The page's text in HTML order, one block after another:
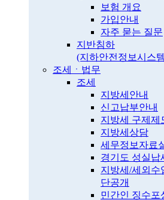
보험 개요
가입안내
자주 묻는 질문
지반침하
(지하안전정보시스
조세ㆍ법무
조세
지방세안내
신고납부안내
지방세 구제제
지방세상담
세무정보자료
경기도 성실납
지방세/세외수
단공개
민간인 징수포